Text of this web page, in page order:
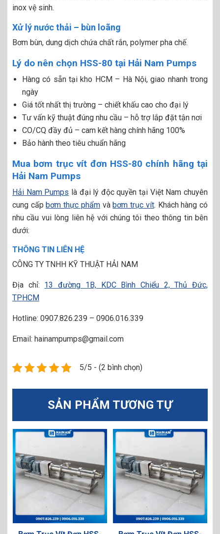
inox vệ sinh.
Xử lý nước thải – bùn loãng
Bơm bùn, dung dịch chứa chất rắn, polymer pha chế.
Lý do nên chọn HSS-80 tại Hải Nam Pumps
Hàng có sẵn tại kho HCM – Hà Nội, giao nhanh trong
ngày
Giá tốt nhất thị trường – chiết khấu cao cho đại lý
Tư vấn kỹ thuật đúng nhu cầu – hỗ trợ lắp đặt tận nơi
CO/CQ đầy đủ – cam kết hàng chính hãng 100%
Bảo hành theo tiêu chuẩn hãng
Mua bơm trục vít đơn HSS-80 chính hãng tại
Hải Nam Pumps
Hải Nam Pumps là đại lý độc quyền tại Việt Nam chuyên
cung cấpbơm thực phẩmvàbơm trục vít. Khách hàng có
nhu cầu vui lòng liên hệ với chúng tôi theo thông tin bên
dưới:
THÔNG TIN LIÊN HỆ
CÔNG TY TNHH KỸ THUẬT HẢI NAM
Địa chỉ: 13 đường 1B, KDC Bình Chiểu 2, Thủ Đức,
TPHCM
Hotline: 0907.826.239 – 0906.016.339
Email: hainampumps@gmail.com
5/5 - (2 bình chọn)
SẢN PHẨM TƯƠNG TỰ